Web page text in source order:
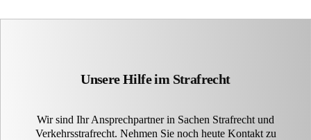
Unsere Hilfe im Strafrecht
Wir sind Ihr Ansprechpartner in Sachen Strafrecht und
Verkehrsstrafrecht. Nehmen Sie noch heute Kontakt zu